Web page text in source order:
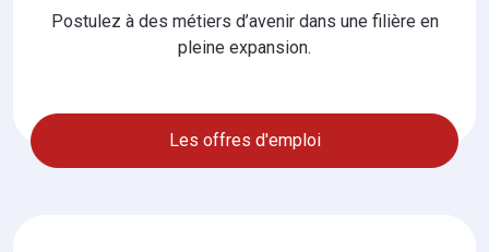
Postulez à des métiers d’avenir dans une filière en
pleine expansion.
Les offres d'emploi